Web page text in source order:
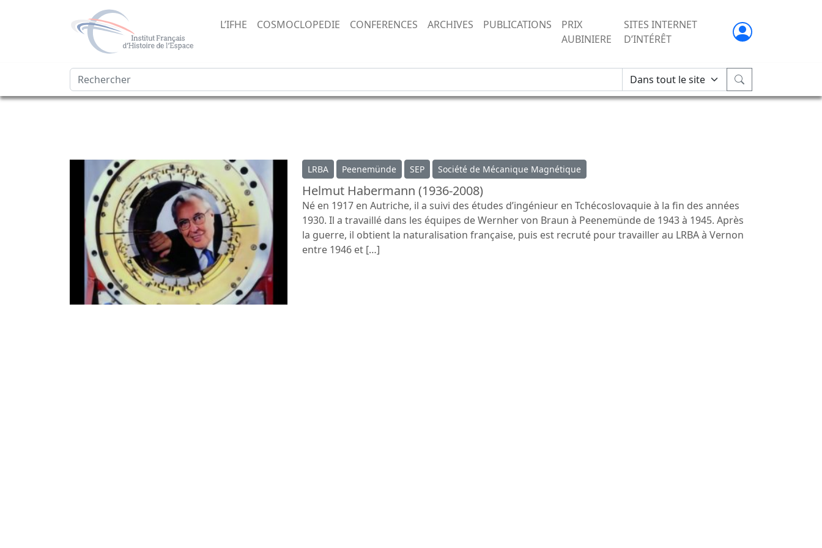
L’IFHE COSMOCLOPEDIE CONFERENCES ARCHIVES PUBLICATIONS
PRIX
AUBINIERE
SITES INTERNET
D’INTÉRÊT
LRBA Peenemünde SEP Société de Mécanique Magnétique
Helmut Habermann (1936-2008)
Né en 1917 en Autriche, il a suivi des études d’ingénieur en Tchécoslovaquie à la fin des années
1930. Il a travaillé dans les équipes de Wernher von Braun à Peenemünde de 1943 à 1945. Après
la guerre, il obtient la naturalisation française, puis est recruté pour travailler au LRBA à Vernon
entre 1946 et […]